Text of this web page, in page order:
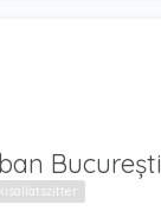
București